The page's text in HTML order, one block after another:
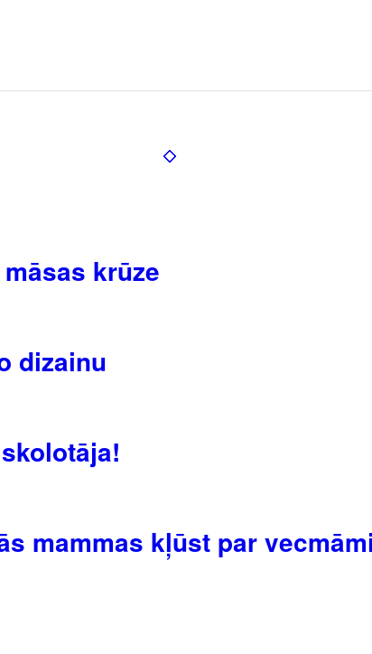
krūze
dizainu
mammas kļūst par